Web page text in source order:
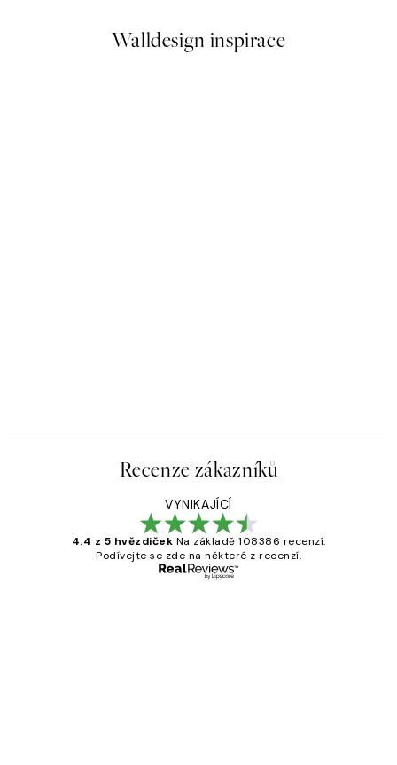
Walldesign inspirace
Recenze zákazníků
VYNIKAJÍCÍ
4.4 z 5 hvězdiček Na základě 108386 recenzí.
Podívejte se zde na některé z recenzí.